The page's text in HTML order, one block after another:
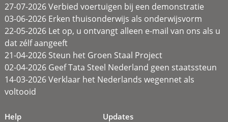
27-07-2026 Verbied voertuigen bij een demonstratie
03-06-2026 Erken thuisonderwijs als onderwijsvorm
22-05-2026 Let op, u ontvangt alleen e-mail van ons als u
dat zélf aangeeft
21-04-2026 Steun het Groen Staal Project
02-04-2026 Geef Tata Steel Nederland geen staatssteun
14-03-2026 Verklaar het Nederlands wegennet als
voltooid
Help
Updates